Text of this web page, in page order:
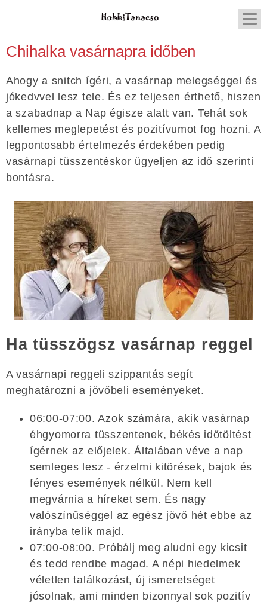
Chihalka vasárnapra időben
Ahogy a snitch ígéri, a vasárnap melegséggel és
jókedvvel lesz tele. És ez teljesen érthető, hiszen
a szabadnap a Nap égisze alatt van. Tehát sok
kellemes meglepetést és pozitívumot fog hozni. A
legpontosabb értelmezés érdekében pedig
vasárnapi tüsszentéskor ügyeljen az idő szerinti
bontásra.
Ha tüsszögsz vasárnap reggel
A vasárnapi reggeli szippantás segít
meghatározni a jövőbeli eseményeket.
06:00-07:00. Azok számára, akik vasárnap
éhgyomorra tüsszentenek, békés időtöltést
ígérnek az előjelek. Általában véve a nap
semleges lesz - érzelmi kitörések, bajok és
fényes események nélkül. Nem kell
megvárnia a híreket sem. És nagy
valószínűséggel az egész jövő hét ebbe az
irányba telik majd.
07:00-08:00. Próbálj meg aludni egy kicsit
és tedd rendbe magad. A népi hiedelmek
véletlen találkozást, új ismeretséget
jósolnak, ami minden bizonnyal sok pozitív